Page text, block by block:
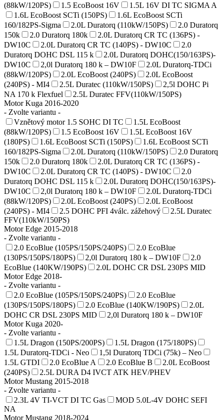
(88kW/120PS)
1.5 EcoBoost 16V
1.5L 16V DI TC SIGMA A
1.6L EcoBoost SCTi (150PS)
1.6L EcoBoost SCTi
160/182PS-Sigma
2.0L Duratorq (110kW/150PS)
2.0 Duratorq
150k
2.0 Duratorq 180k
2.0L Duratorq CR TC (136PS) -
DW10C
2.0L Duratorq CR TC (140PS) - DW10C
2.0
Duratorq DOHC DSL 115 k
2.0L Duratorq DOHC(150/163PS)-
DW10C
2,0l Duratorq 180 k – DW10F
2.0L Duratorq-TDCi
(88kW/120PS)
2.0L EcoBoost (240PS)
2.0L EcoBoost
(240PS) - MI4
2.5L Duratec (110kW/150PS)
2,5l DOHC Pi
NA 170 k Flexfuel
2.5L Duratec FFV(110kW/150PS)
Motor Kuga 2016-2020
- Zvolte variantu -
Vznětový motor 1.5 SOHC DI TC
1.5L EcoBoost
(88kW/120PS)
1.5 EcoBoost 16V
1.5L EcoBoost 16V
(180PS)
1.6L EcoBoost SCTi (150PS)
1.6L EcoBoost SCTi
160/182PS-Sigma
2.0L Duratorq (110kW/150PS)
2.0 Duratorq
150k
2.0 Duratorq 180k
2.0L Duratorq CR TC (136PS) -
DW10C
2.0L Duratorq CR TC (140PS) - DW10C
2.0
Duratorq DOHC DSL 115 k
2.0L Duratorq DOHC(150/163PS)-
DW10C
2,0l Duratorq 180 k – DW10F
2.0L Duratorq-TDCi
(88kW/120PS)
2.0L EcoBoost (240PS)
2.0L EcoBoost
(240PS) - MI4
2.5 DOHC PFI 4válc. zážehový
2.5L Duratec
FFV(110kW/150PS)
Motor Edge 2015-2018
- Zvolte variantu -
2.0 EcoBlue (105PS/150PS/240PS)
2.0 EcoBlue
(130PS/150PS/180PS)
2,0l Duratorq 180 k – DW10F
2.0
EcoBlue (140KW/190PS)
2.0L DOHC CR DSL 230PS MID
Motor Edge 2018-
- Zvolte variantu -
2.0 EcoBlue (105PS/150PS/240PS)
2.0 EcoBlue
(130PS/150PS/180PS)
2.0 EcoBlue (140KW/190PS)
2.0L
DOHC CR DSL 230PS MID
2,0l Duratorq 180 k – DW10F
Motor Kuga 2020-
- Zvolte variantu -
1.5L Dragon (150PS/200PS)
1.5L Dragon (175/180PS)
1.5L Duratorq-TDCi - Neo
1,5l Duratorq TDCi (75k) – Neo
1.5L GTDI
2.0 EcoBlue A 2.0 EcoBlue B
2.0L EcoBoost
(240PS)
2.5L DURA D4 IVCT ATK HEV/PHEV
Motor Mustang 2015-2018
- Zvolte variantu -
2.3L 4V TI-VCT DI TC Gas
MOD 5.0L-4V DOHC SEFI
NA
Motor Mustang 2018-2024